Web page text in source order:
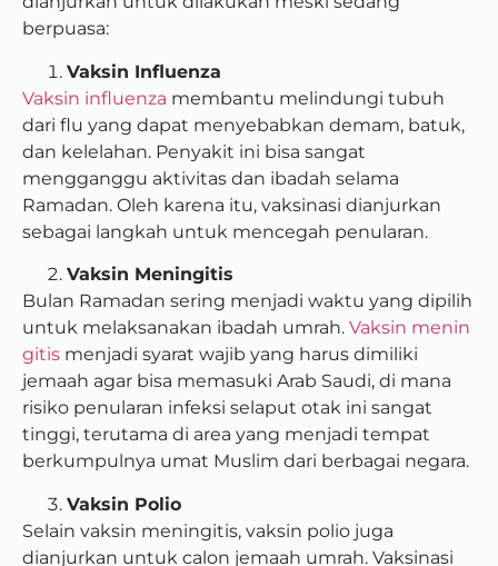
berpuasa:
Vaksin Influenza
Vaksin influenza membantu melindungi tubuh
dari flu yang dapat menyebabkan demam, batuk,
dan kelelahan. Penyakit ini bisa sangat
mengganggu aktivitas dan ibadah selama
Ramadan. Oleh karena itu, vaksinasi dianjurkan
sebagai langkah untuk mencegah penularan.
Vaksin Meningitis
Bulan Ramadan sering menjadi waktu yang dipilih
untuk melaksanakan ibadah umrah. Vaksin menin
gitis menjadi syarat wajib yang harus dimiliki
jemaah agar bisa memasuki Arab Saudi, di mana
risiko penularan infeksi selaput otak ini sangat
tinggi, terutama di area yang menjadi tempat
berkumpulnya umat Muslim dari berbagai negara.
Vaksin Polio
Selain vaksin meningitis, vaksin polio juga
dianjurkan untuk calon jemaah umrah. Vaksinasi